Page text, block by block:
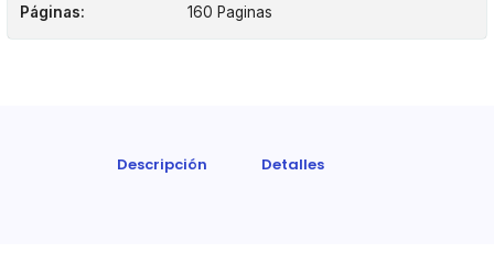
Páginas: 160 Paginas
Descripción Detalles